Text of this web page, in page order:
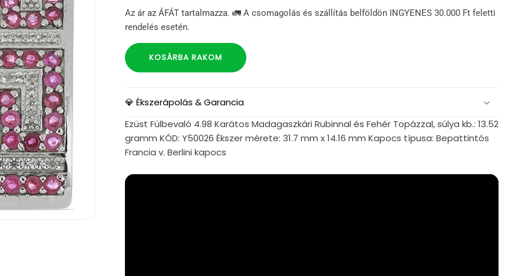
Az ár az ÁFÁT tartalmazza. 🚛 A csomagolás és szállítás belföldön INGYENES 30.000 Ft feletti
rendelés esetén.
KOSÁRBA RAKOM
💎 Ékszerápolás & Garancia
Ezüst Fülbevaló 4.98 Karátos Madagaszkári Rubinnal és Fehér Topázzal, súlya kb.: 13.52
gramm KÓD: Y50026 Ékszer mérete: 31.7 mm x 14.16 mm Kapocs típusa: Bepattintós
Francia v. Berlini kapocs